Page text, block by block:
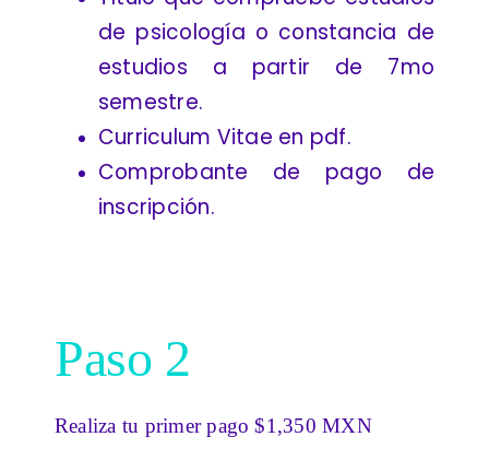
Contacto
de psicología o constancia de
estudios a partir de 7mo
semestre.
Curriculum Vitae en pdf.
Comprobante de pago de
inscripción.
Paso 2
Realiza tu primer pago $1,350 MXN